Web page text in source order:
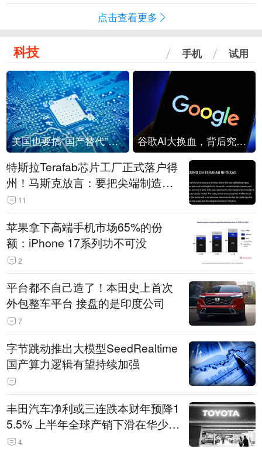
点击查看更多
科技 手机 试用
美国也要搞“国产替代”？先算清三笔账 谷歌AI大换血，背后究竟发生了什么？
特斯拉Terafab芯片工厂正式落户得
州！马斯克放言：要把尖端制造带
回美国
11
苹果拿下高端手机市场65%的份
额：iPhone 17系列功不可没
2
平台都不自己造了！本田史上首次
外包整车平台 接盘的是印度公司
7
字节跳动推出大模型SeedRealtime
国产算力逻辑有望持续加强
丰田汽车净利或三连跌本财年预降1
5.5% 上半年全球产销下滑在华少卖
14.3万辆
4